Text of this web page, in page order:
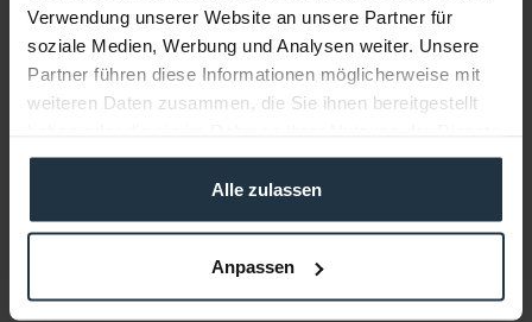
Verwendung unserer Website an unsere Partner für
soziale Medien, Werbung und Analysen weiter. Unsere
Partner führen diese Informationen möglicherweise mit
weiteren Daten zusammen, die Sie ihnen bereitgestellt
gesammelt haben.
Alle zulassen
Anpassen
quadratischer Effektfilter Dichte 1